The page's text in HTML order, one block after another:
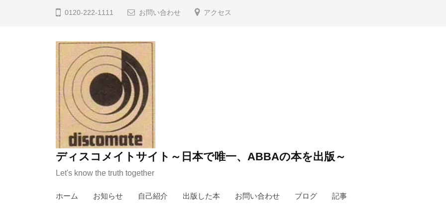
0120-222-1111 お問い合わせ アクセス
ディスコメイトサイト～日本で唯一、ABBAの本を出版～
Let's know the truth together
ホーム お知らせ 自己紹介 出版した本 お問い合わせ ブログ 記事